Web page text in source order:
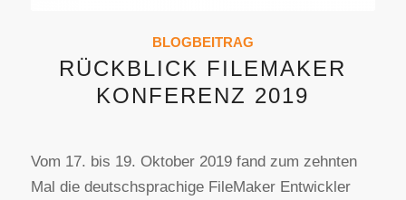
BLOGBEITRAG
RÜCKBLICK FILEMAKER
KONFERENZ 2019
Vom 17. bis 19. Oktober 2019 fand zum zehnten
Mal die deutschsprachige FileMaker Entwickler